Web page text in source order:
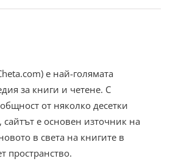
е най-голямата
за книги и четене. С
от няколко десетки
е основен източник на
в света на книгите в
пространство.